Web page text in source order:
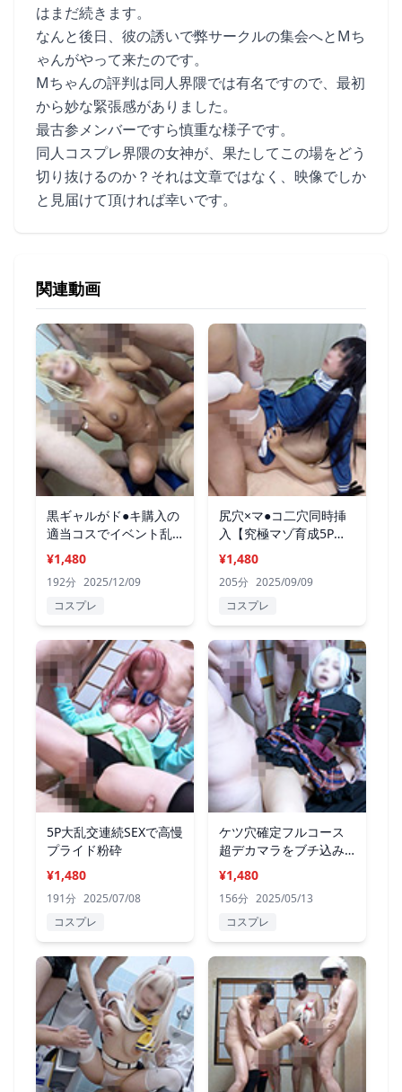
はまだ続きます。
なんと後日、彼の誘いで弊サークルの集会へとMち
ゃんがやって来たのです。
Mちゃんの評判は同人界隈では有名ですので、最初
から妙な緊張感がありました。
最古参メンバーですら慎重な様子です。
同人コスプレ界隈の女神が、果たしてこの場をどう
切り抜けるのか？それは文章ではなく、映像でしか
と見届けて頂ければ幸いです。
関連動画
黒ギャルがド●キ購入の
適当コスでイベント乱
入
¥1,480
192分 2025/12/09
コスプレ
尻穴×マ●コ二穴同時挿
入【究極マゾ育成5P大
乱交】
¥1,480
205分 2025/09/09
コスプレ
5P大乱交連続SEXで高慢
プライド粉砕
¥1,480
191分 2025/07/08
コスプレ
ケツ穴確定フルコース
超デカマラをブチ込み
まくります
¥1,480
156分 2025/05/13
コスプレ